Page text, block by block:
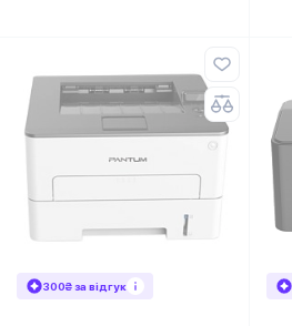
300₴ за відгук